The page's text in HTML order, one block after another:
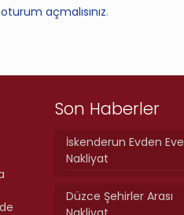
oturum açmalısınız.
Son Haberler
İskenderun Evden Eve
Nakliyat
Düzce Şehirler Arası